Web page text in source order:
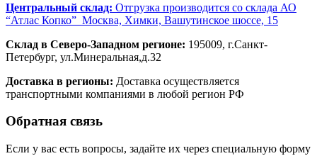
Центральный склад: Отгрузка производится со склада АО
“Атлас Копко” Москва, Химки, Вашутинское шоссе, 15
Склад в Северо-Западном регионе: 195009, г.Санкт-
Петербург, ул.Минеральная,д.32
Доставка в регионы: Доставка осуществляется
транспортными компаниями в любой регион РФ
Обратная связь
Если у вас есть вопросы, задайте их через специальную форму